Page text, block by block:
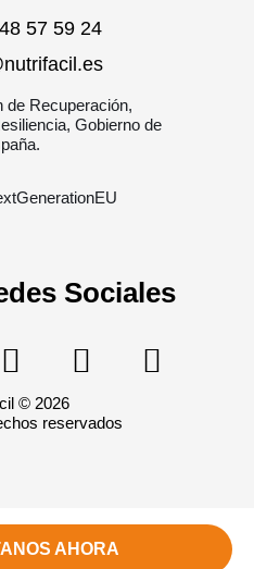
57 59 24
Sociales
© 2026
reservados
AHORA